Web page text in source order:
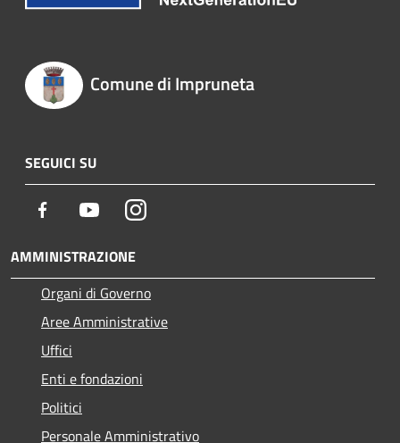
Comune di Impruneta
SEGUICI SU
Facebook YoutubeInstagram
AMMINISTRAZIONE
Organi di Governo
Aree Amministrative
Uffici
Enti e fondazioni
Politici
Personale Amministrativo